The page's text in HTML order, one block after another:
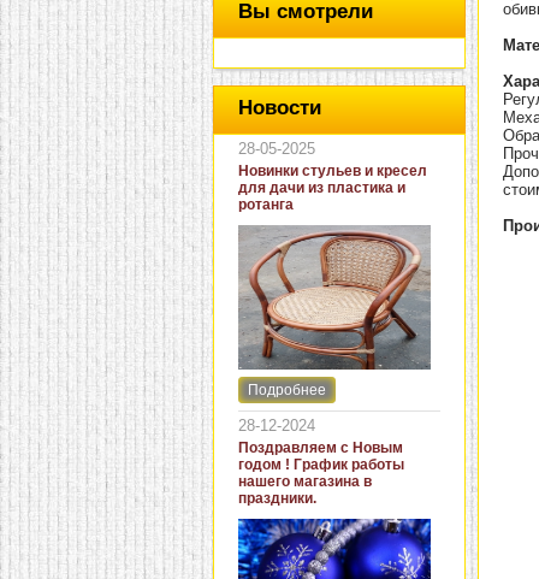
Вы смотрели
Новости
28-05-2025
Новинки стульев и кресел
для дачи из пластика и
ротанга
Интернет-магазин "Кровать
и диван" представляет
новинки стульев и кресел
для дачи. В ассортименте
представлены как
бюджетные модели из
пластика для дачи, так и
кресла для загородных
домов из натурального и
искусственного ротанга.
Подробнее
28-12-2024
Поздравляем с Новым
годом ! График работы
нашего магазина в
праздники.